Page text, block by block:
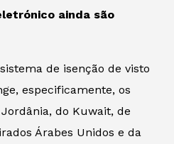
ainda são
de isenção de visto
especificamente, os
do Kuwait, de
Árabes Unidos e da